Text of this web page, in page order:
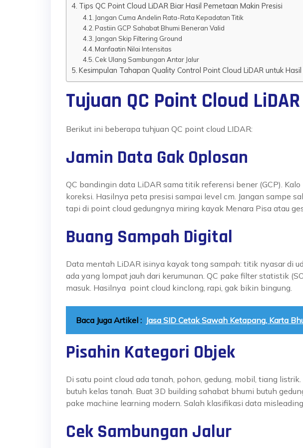
Tips QC Point Cloud LiDAR Biar Hasil Pemetaan Makin Presisi
Jangan Cuma Andelin Rata-Rata Kepadatan Titik
Pastiin GCP Sahabat Bhumi Beneran Valid
Jangan Skip Filtering Ground
Manfaatin Nilai Intensitas
Cek Ulang Sambungan Antar Jalur
Kesimpulan Tahapan Quality Control Point Cloud LiDAR untuk
Tujuan QC Point Cloud LiDAR
Berikut ini beberapa tuhjuan QC point cloud LIDAR:
Jamin Data Gak Oplosan
QC bandingin data LiDAR sama titik referensi bener (GCP). Kalo
koreksi. Hasilnya peta presisi sampai level cm. Jangan sampe
tapi di point cloud gedungnya miring kayak Menara Pisa atau
Buang Sampah Digital
Data mentah LiDAR isinya kayak tong sampah: titik nyasar di
ada yang lompat jauh dari kerumunan. QC pake filter statistik
masuk. Hasilnya point cloud kinclong, rapi, gak bikin bingung.
Baca Juga Artikel : Jasa SID Cetak Sawah Ketapang, Karta
Pisahin Kategori Objek
Di satu point cloud ada tanah, pohon, gedung, mobil, tiang listrik.
butuh kelas tanah. Buat 3D building sahabat bhumi butuh
pake machine learning modern. Salah klasifikasi data misleading.
Cek Sambungan Jalur